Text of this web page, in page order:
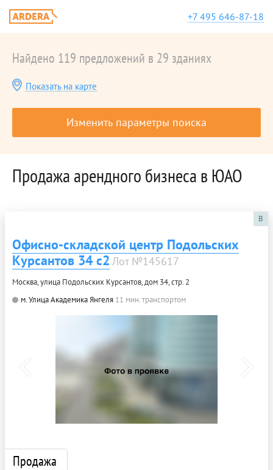
+7 495 646-87-18
Найдено 119 предложений в 29 зданиях
Показать на карте
Изменить параметры поиска
Продажа арендного бизнеса в ЮАО
B
Офисно-складской центр Подольских
Курсантов 34 c2 Лот №145617
Москва, улица Подольских Курсантов, дом 34, стр. 2
м. Улица Академика Янгеля 11 мин. транспортом
Продажа